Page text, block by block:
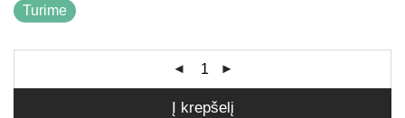
Turime
Į krepšelį